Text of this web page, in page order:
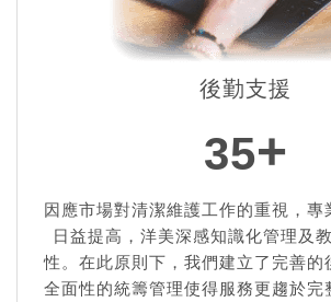
後勤支援
35+
因應市場對清潔維護工作的重視，專
日益提高，洋美深感知識化管理及
性。在此原則下，我們建立了完善的
全面性的統籌管理使得服務更趨於完